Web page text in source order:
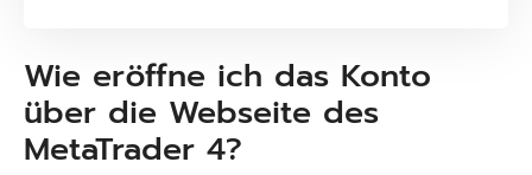
Wie eröffne ich das Konto
über die Webseite des
MetaTrader 4?